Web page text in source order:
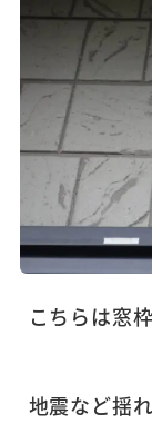
こちらは窓
地震など揺